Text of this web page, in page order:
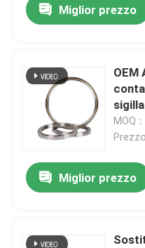
Miglior prezzo
OEM
MOQ
Miglior prezzo